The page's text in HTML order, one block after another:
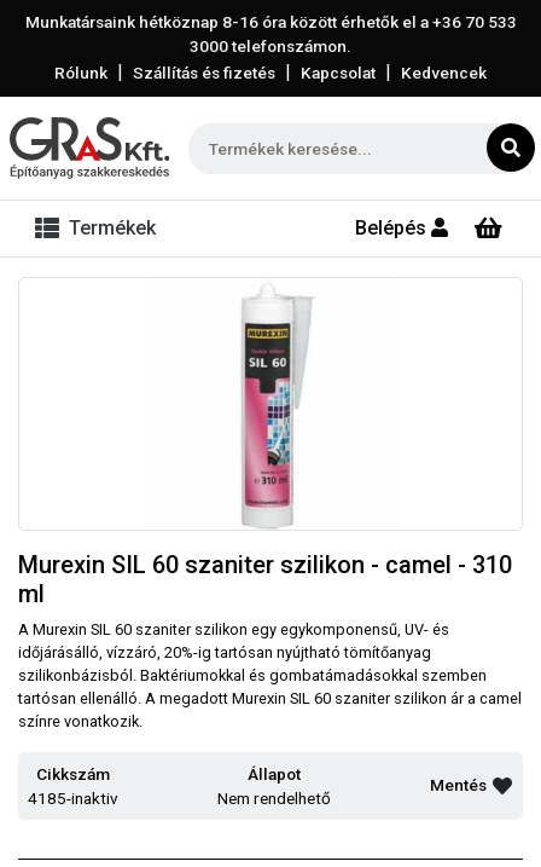
Munkatársaink hétköznap 8-16 óra között érhetők el a+36 70 533
3000telefonszámon.
Rólunk | Szállítás és fizetés | Kapcsolat | Kedvencek
Termékek Belépés
Murexin SIL 60 szaniter szilikon - camel - 310
ml
A Murexin SIL 60 szaniter szilikon egy egykomponensű, UV- és
időjárásálló, vízzáró, 20%-ig tartósan nyújtható tömítőanyag
szilikonbázisból. Baktériumokkal és gombatámadásokkal szemben
tartósan ellenálló. A megadott Murexin SIL 60 szaniter szilikon ár a camel
színre vonatkozik.
Cikkszám
4185-inaktiv
Állapot
Nem rendelhető
Mentés